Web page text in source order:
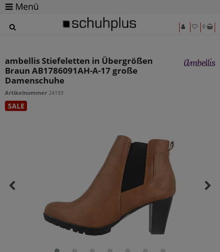
Menü
0
ambellis Stiefeletten in Übergrößen
Braun AB1786091AH-A-17 große
Damenschuhe
Artikelnummer 24193
SALE